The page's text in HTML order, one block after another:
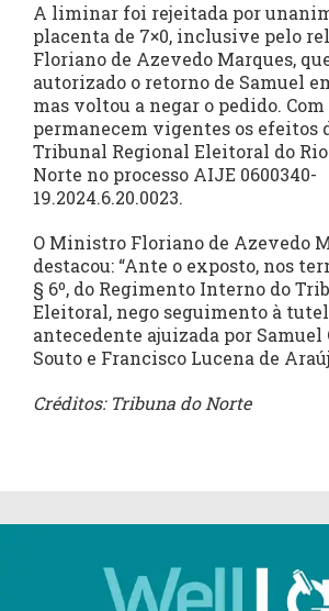
A liminar foi rejeitada por
placenta de 7×0, inclusive pelo
Floriano de Azevedo Marques,
autorizado o retorno de Samuel
mas voltou a negar o pedido. Com
permanecem vigentes os efeitos
Tribunal Regional Eleitoral do Rio
Norte no processo AIJE 0600340-
19.2024.6.20.0023.
O Ministro Floriano de Azevedo
destacou: “Ante o exposto, nos
§ 6º, do Regimento Interno do
Eleitoral, nego seguimento à
antecedente ajuizada por
Souto e Francisco Lucena de
Créditos: Tribuna do Norte